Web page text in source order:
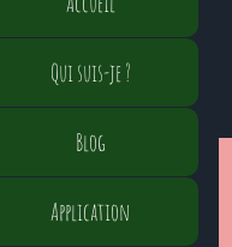
Qui suis-je ?
Blog
Application